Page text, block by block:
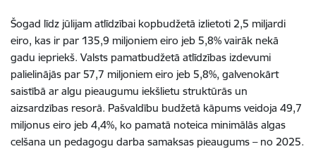
Šogad līdz jūlijam atlīdzībai kopbudžetā izlietoti 2,5 miljardi
eiro, kas ir par 135,9 miljoniem eiro jeb 5,8% vairāk nekā
gadu iepriekš. Valsts pamatbudžetā atlīdzības izdevumi
palielinājās par 57,7 miljoniem eiro jeb 5,8%, galvenokārt
saistībā ar algu pieaugumu iekšlietu struktūrās un
aizsardzības resorā. Pašvaldību budžetā kāpums veidoja 49,7
miljonus eiro jeb 4,4%, ko pamatā noteica minimālās algas
celšana un pedagogu darba samaksas pieaugums – no 2025.